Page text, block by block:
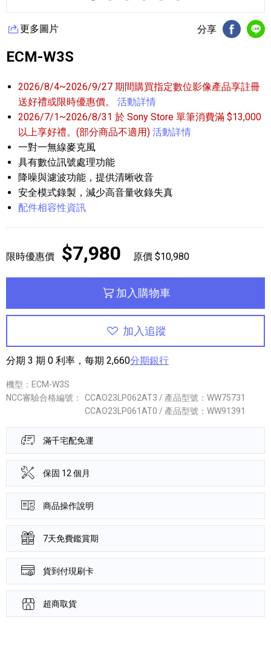
更多圖片 分享
FB分享
ECM-W3S
2026/8/4~2026/9/27 期間購買指定數位影像產品享註冊
送好禮或限時優惠價。
活動詳情
2026/7/1~2026/8/31 於 Sony Store 單筆消費滿 $13,000
以上享好禮。(部分商品不適用) 活動詳情
一對一無線麥克風
具有數位訊號處理功能
降噪與濾波功能，提供清晰收音
安全模式錄製，減少高音量收錄失真
配件相容性資訊
限時優惠價 $7,980 原價 $10,980
加入購物車
加入追蹤
分期 3 期 0 利率，每期 2,660分期銀行
機型：ECM-W3S
NCC審驗合格編號：
CCAO23LP062AT3 / 產品型號：WW75731
CCAO23LP061AT0 / 產品型號：WW91391
滿千宅配免運
保固 12 個月
商品操作說明
7天免費鑑賞期
貨到付現刷卡
超商取貨